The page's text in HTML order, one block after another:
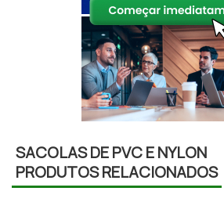
SACOLAS DE PVC E NYLON
PRODUTOS RELACIONADOS